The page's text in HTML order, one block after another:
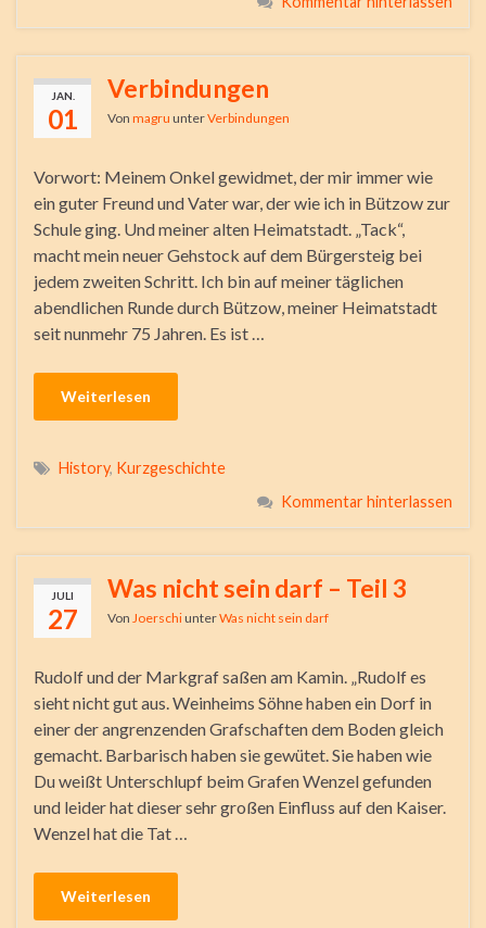
JAN.
01
Verbindungen
Von magru unterVerbindungen
Vorwort: Meinem Onkel gewidmet, der mir immer wie
ein guter Freund und Vater war, der wie ich in Bützow zur
Schule ging. Und meiner alten Heimatstadt. „Tack“,
macht mein neuer Gehstock auf dem Bürgersteig bei
jedem zweiten Schritt. Ich bin auf meiner täglichen
abendlichen Runde durch Bützow, meiner Heimatstadt
seit nunmehr 75 Jahren. Es ist …
Weiterlesen
History, Kurzgeschichte
Kommentar hinterlassen
JULI
27
Was nicht sein darf – Teil 3
Von JoerschiunterWas nicht sein darf
Rudolf und der Markgraf saßen am Kamin. „Rudolf es
sieht nicht gut aus. Weinheims Söhne haben ein Dorf in
einer der angrenzenden Grafschaften dem Boden gleich
gemacht. Barbarisch haben sie gewütet. Sie haben wie
Du weißt Unterschlupf beim Grafen Wenzel gefunden
und leider hat dieser sehr großen Einfluss auf den Kaiser.
Wenzel hat die Tat …
Weiterlesen